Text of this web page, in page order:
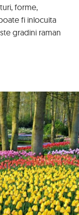
forme,
fi inlocuita
gradini raman